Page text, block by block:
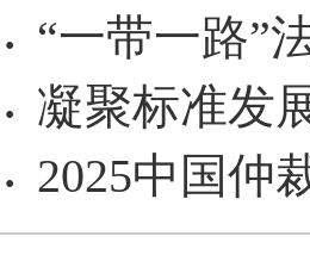
· “一带一路”
· 凝聚标准发
· 2025中国仲